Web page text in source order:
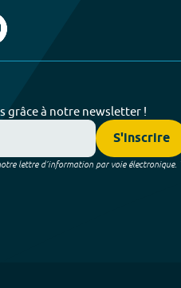
grâce à notre newsletter !
S'inscrire
lettre d’information par voie électronique.